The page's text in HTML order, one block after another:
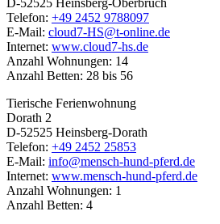
Telefon: +49 2452 9788097
E-Mail: cloud7-HS@t-online.de
Internet: www.cloud7-hs.de
Anzahl Wohnungen: 14
Anzahl Betten: 28 bis 56
Tierische Ferienwohnung
Dorath 2
D-52525 Heinsberg-Dorath
Telefon: +49 2452 25853
E-Mail: info@mensch-hund-pferd.de
Internet: www.mensch-hund-pferd.de
Anzahl Wohnungen: 1
Anzahl Betten: 4